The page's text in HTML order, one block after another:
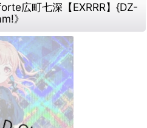
広町七深【EXRRR】{DZ-
》